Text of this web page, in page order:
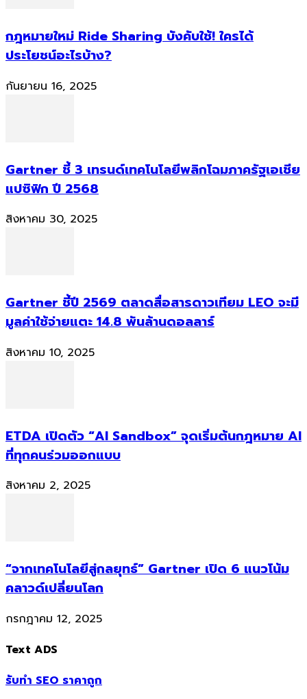
กฎหมายใหม่ Ride Sharing บังคับใช้! ใครได้
ประโยชน์อะไรบ้าง?
กันยายน 16, 2025
Gartner ชี้ 3 เทรนด์เทคโนโลยีพลิกโฉมภาครัฐเอเชีย
แปซิฟิก ปี 2568
สิงหาคม 30, 2025
Gartner ชี้ปี 2569 ตลาดสื่อสารดาวเทียม LEO จะมี
มูลค่าใช้จ่ายแตะ 14.8 พันล้านดอลลาร์
สิงหาคม 10, 2025
ETDA เปิดตัว “AI Sandbox” จุดเริ่มต้นกฎหมาย AI
ที่ทุกคนร่วมออกแบบ
สิงหาคม 2, 2025
“จากเทคโนโลยีสู่กลยุทธ์” Gartner เปิด 6 แนวโน้ม
คลาวด์เปลี่ยนโลก
กรกฎาคม 12, 2025
Text ADS
รับทำ SEO ราคาถูก